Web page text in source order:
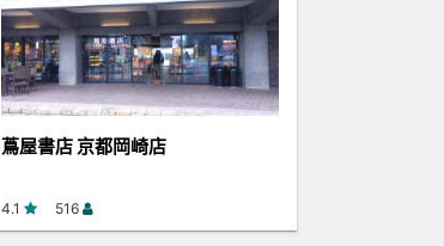
蔦屋書店 京都岡崎店
4.1 516